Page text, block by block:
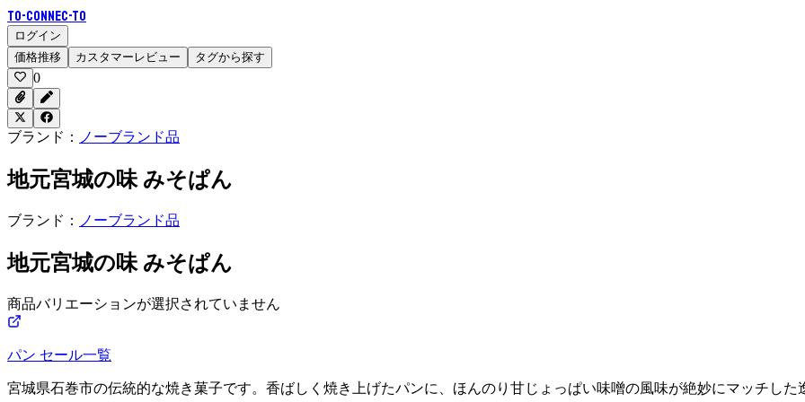
To-Connec-TO
ログイン
価格推移
カスタマーレビュー タグから探す
0
ブランド： ノーブランド品
地元宮城の味 みそぱん
ブランド： ノーブランド品
地元宮城の味 みそぱん
商品バリエーションが選択されていません
パン セール一覧
宮城県石巻市の伝統的な焼き菓子です。香ばしく焼き上げたパンに、ほんのり甘じょっぱい味噌の風味が絶妙にマッチした